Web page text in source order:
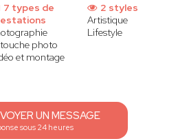
7 types de
photo
et montage
2 styles
Artistique
Lifestyle
UN MESSAGE
sous 24 heures